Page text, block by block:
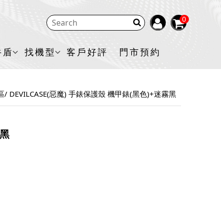
0
盾 找機型 客戶好評 門市預約
DEVILCASE(惡魔) 手錶保護殼 機甲錶(黑色)+迷霧黑